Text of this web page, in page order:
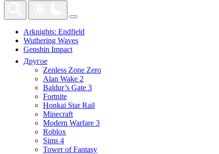
Arknights: Endfield
Wuthering Waves
Genshin Impact
Другое
Zenless Zone Zero
Alan Wake 2
Baldur’s Gate 3
Fortnite
Honkai Star Rail
Minecraft
Modern Warfare 3
Roblox
Sims 4
Tower of Fantasy